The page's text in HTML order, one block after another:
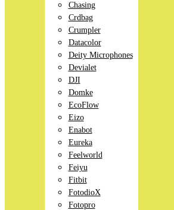
Chasing
Crdbag
Crumpler
Datacolor
Deity Microphones
Devialet
DJI
Domke
EcoFlow
Eizo
Enabot
Eureka
Feelworld
Feiyu
Fitbit
FotodioX
Fotopro